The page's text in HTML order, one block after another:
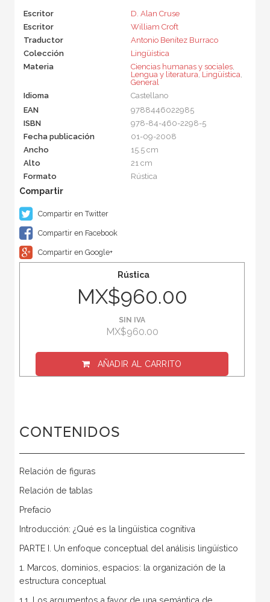
Escritor
D. Alan Cruse
Escritor
William Croft
Traductor
Antonio Benítez Burraco
Colección
Lingüística
Materia
Ciencias humanas y sociales,
Lengua y literatura, Lingüística
General
Idioma
Castellano
EAN
9788446022985
ISBN
978-84-460-2298-5
Fecha publicación
01-09-2008
Ancho
15.5 cm
Alto
21 cm
Formato
Rústica
Compartir en Twitter
Compartir en Facebook
Compartir en Google+
Rústica
MX$960.00
SIN IVA
MX$960.00
AÑADIR AL CARRITO
CONTENIDOS
Relación de figuras
Relación de tablas
Prefacio
Introducción: ¿Qué es la lingüística cognitiva
PARTE I. Un enfoque conceptual del análisis lingüístico
1. Marcos, dominios, espacios: la organización de la
estructura conceptual
1.1. Los argumentos a favor de una semántica de